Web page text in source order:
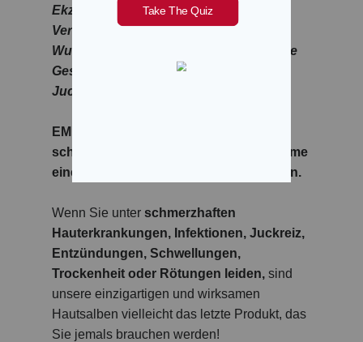
Ekzeme, Gürtelrose, Rötungen,
Verbrennungen, Blasen, Dermatitis,
Wundliegen, rissige Fersen, diabetische
Geschwüre, Zellulitis, Entzündungen,
Juckreiz, Trockenheit und mehr!
EMUAID® Salben können die
schmerzhaften und peinlichen Symptome
einer Vielzahl von Erkrankungen lindern.
Wenn Sie unter schmerzhaften
Hauterkrankungen, Infektionen, Juckreiz,
Entzündungen, Schwellungen,
Trockenheit oder Rötungen leiden, sind
unsere einzigartigen und wirksamen
Hautsalben vielleicht das letzte Produkt, das
Sie jemals brauchen werden!